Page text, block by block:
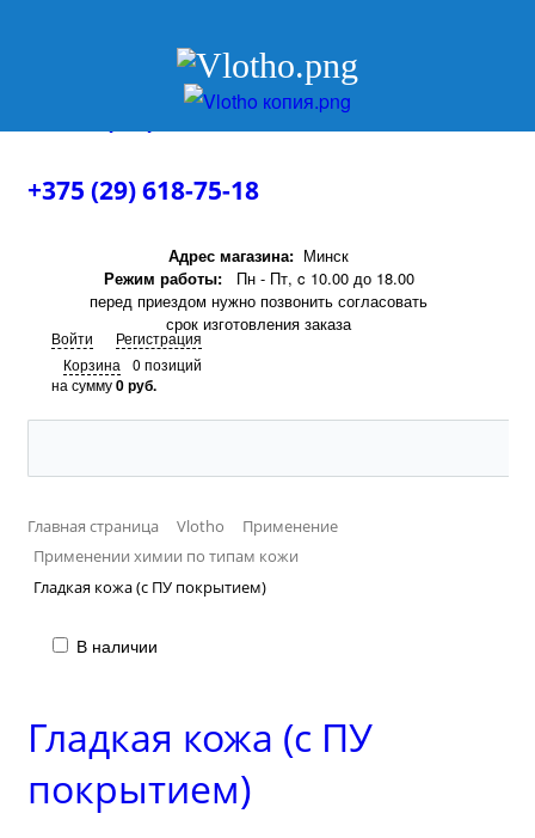
+375 (29) 618-75-18
+375 (29) 618-75-18
Адрес магазина: Минск
Режим работы:Пн - Пт, c 10.00 до 18.00
перед приездом нужно позвонить согласовать
срок изготовления заказа
Войти
Регистрация
Корзина
0 позиций
на сумму0 руб.
Главная страница Vlotho
Применение
Применении химии по типам кожи
Гладкая кожа (с ПУ покрытием)
В наличии
Гладкая кожа (с ПУ
покрытием)